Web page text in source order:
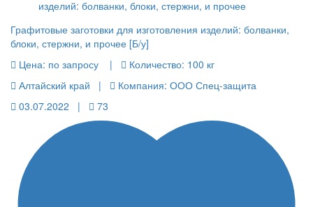
Графитовые заготовки для изготовления изделий: болванки,
блоки, стержни, и прочее [Б/у]
Цена: по запросу | Количество: 100 кг
Алтайский край |
Компания: ООО Спец-защита
03.07.2022 |
73